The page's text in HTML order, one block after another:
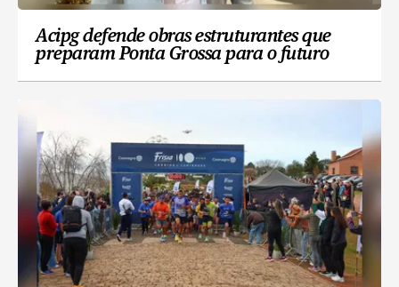
Acipg defende obras estruturantes que
preparam Ponta Grossa para o futuro